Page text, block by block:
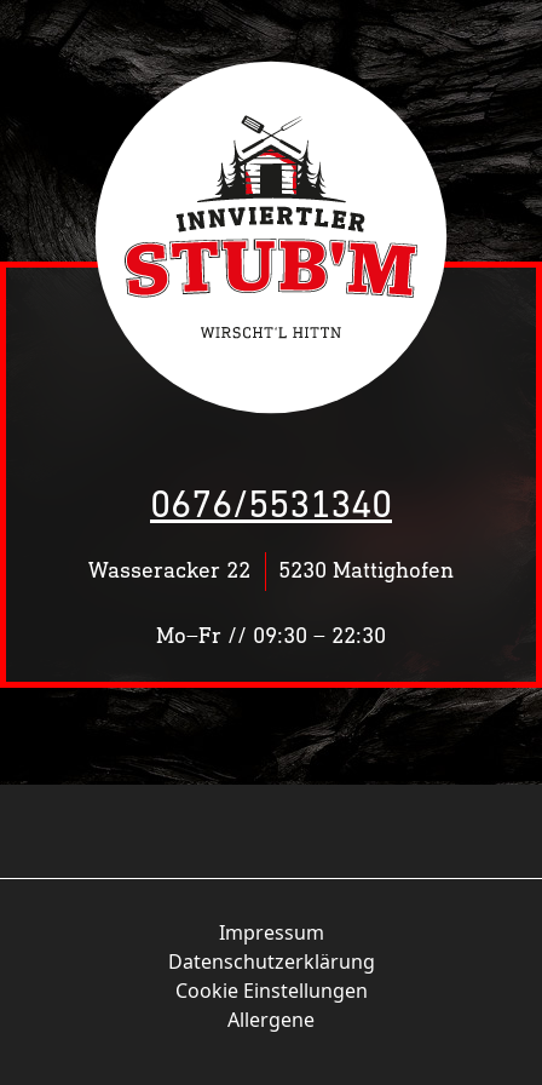
0676/5531340
Wasseracker 22 5230 Mattighofen
Mo–Fr // 09:30 – 22:30
Weizen-Cola
Impressum
Datenschutzerklärung
Cookie Einstellungen
Allergene